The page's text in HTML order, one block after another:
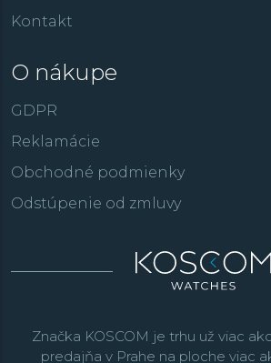
Kontakt
O nákupe
GDPR
Reklamácie
Obchodné podmienky
Odstúpenie od zmluvy
Značka KOSCOM je trhu už viac
predajňa v Prahe na ploche viac